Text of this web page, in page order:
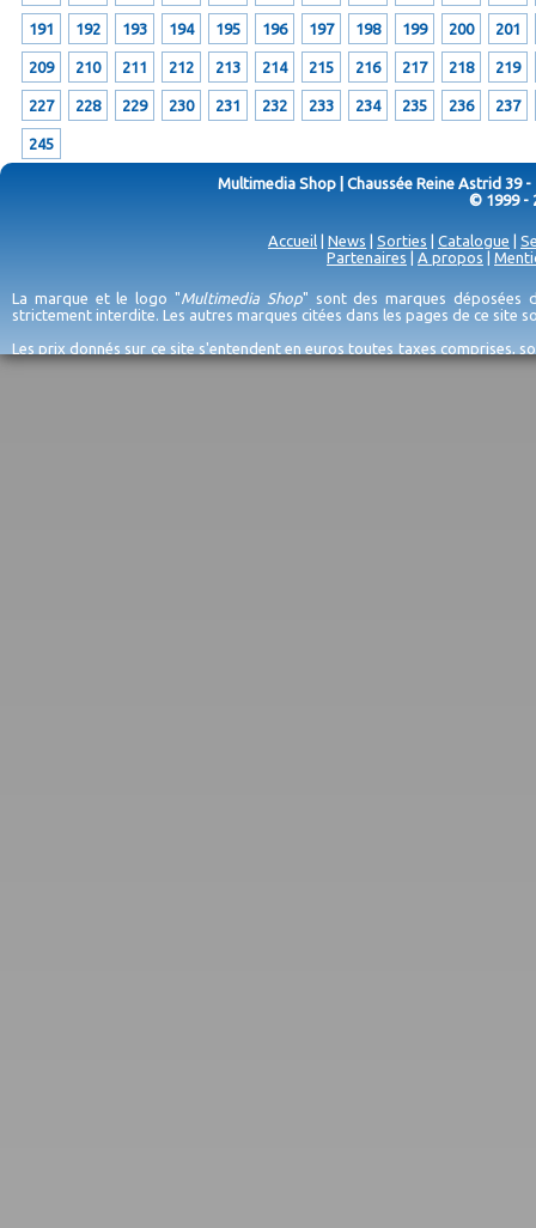
191 192 193 194 195 196 197 198 199 200 201
209 210 211 212 213 214 215 216 217 218 219
227 228 229 230 231 232 233 234 235 236 237
245
Multimedia Shop | Chaussée Reine Astrid 39 -
© 1999 -
Accueil News Sorties Catalogue
Partenaires
A propos
La marque et le logo "Multimedia Shop" sont des marques déposées
strictement interdite. Les autres marques citées dans les pages de ce site
Les prix donnés sur ce site s'entendent en euros toutes taxes comprises,
erreurs d'encodage, et sauf épuisement du stock et/ou impossibilité de